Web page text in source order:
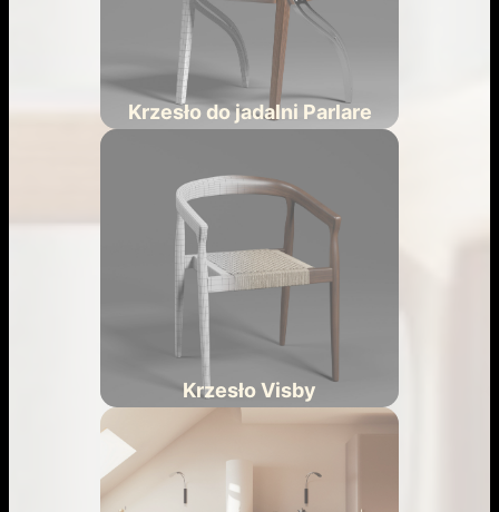
Krzesło do jadalni Parlare
Krzesło Visby